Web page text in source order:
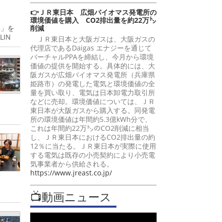
を
👉ＪＲ東日本 広畑バイオマス発電所の
環境価値を購入 CO2排出量を約22万㌧
削減
ＪＲ東日本と大阪ガスは、大阪ガスの
代理店であるDaigas エナジーを通じて
バーチャルPPAを締結し、今月から環境
価値の提供を開始する。具体的には、大
阪ガスが広畑バイオマス発電所（兵庫県
姫路市）の発電した電気と環境価値の全
量を買い取り、電気は日本卸電力取引所
などに売却。環境価値については、ＪＲ
東日本が大阪ガスから購入する。同発電
所の環境価値は年間約5.3億kWh分で、
これは年間約22万㌧のCO2削減に相当
し、ＪＲ東日本におけるCO2排出量の約
12％に当たる。ＪＲ東日本が実際に使用
する電気は既存の小売契約により小売電
気事業者から供給される。
https://www.jreast.co.jp/
📺動画ニュース